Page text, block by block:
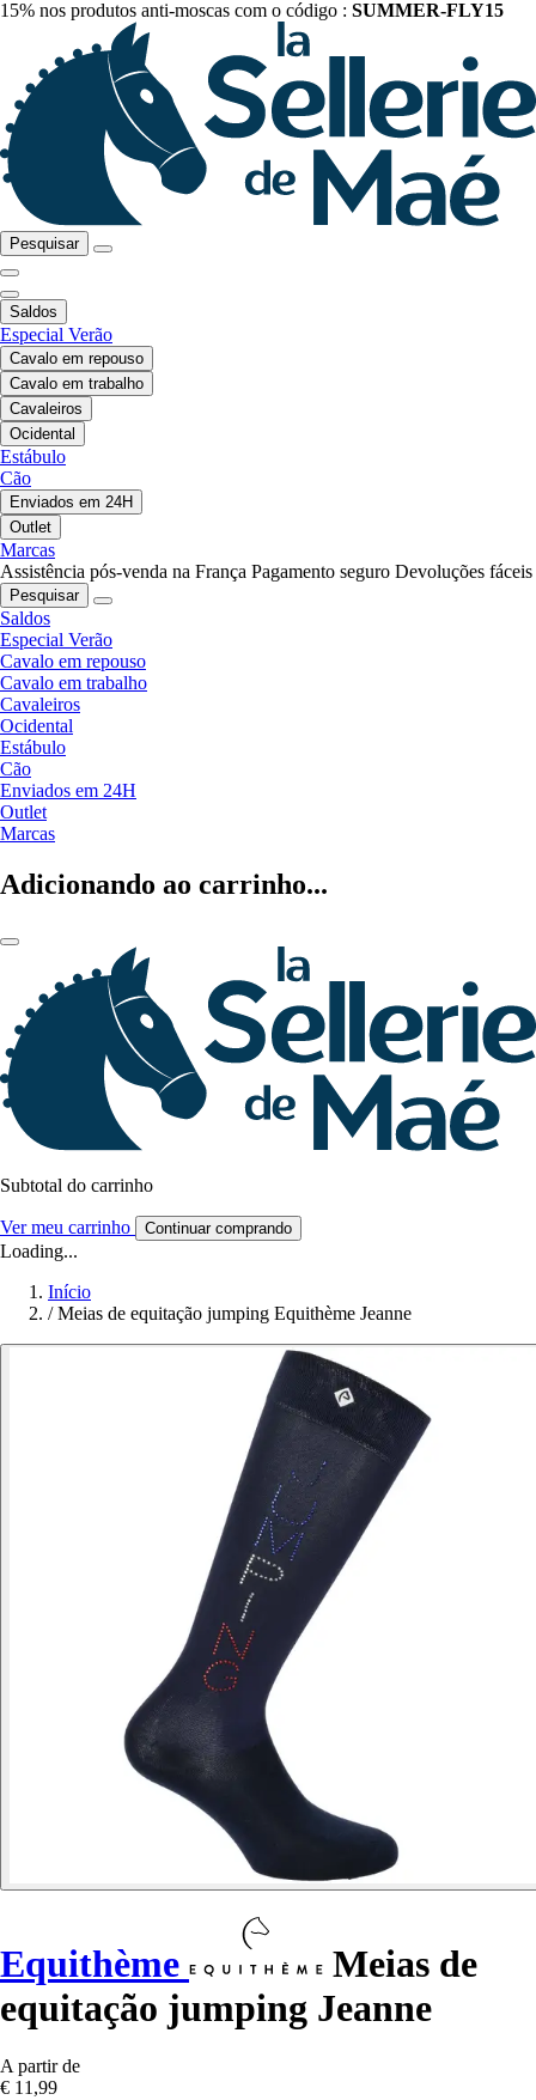
15% nos produtos anti-moscas com o código : SUMMER-FLY15
Pesquisar
Saldos
Especial Verão
Cavalo em repouso
Cavalo em trabalho
Cavaleiros
Ocidental
Estábulo
Cão
Enviados em 24H
Outlet
Marcas
Assistência pós-venda na França Pagamento seguro Devoluções fáceis
Pesquisar
Saldos
Especial Verão
Cavalo em repouso
Cavalo em trabalho
Cavaleiros
Ocidental
Estábulo
Cão
Enviados em 24H
Outlet
Marcas
Adicionando ao carrinho...
Subtotal do carrinho
Ver meu carrinho Continuar comprando
Loading...
Início
/ Meias de equitação jumping Equithème Jeanne
Equithème
Meias de
equitação jumping Jeanne
A partir de
€ 11,99